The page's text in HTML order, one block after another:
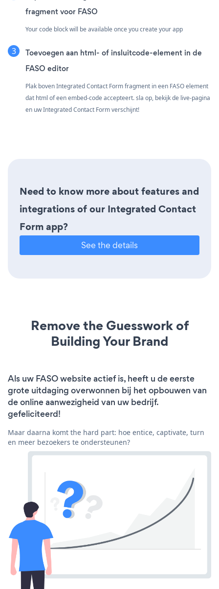
fragment voor FASO
Your code block will be available once you create your app
Toevoegen aan html- of insluitcode-element in de
FASO editor
Plak boven Integrated Contact Form fragment in een FASO element
dat html of een embed-code accepteert. sla op, bekijk de live-pagina
en uw Integrated Contact Form verschijnt!
Need to know more about features and
integrations of our Integrated Contact
Form app?
See the details
Remove the Guesswork of
Building Your Brand
Als uw FASO website actief is, heeft u de eerste
grote uitdaging overwonnen bij het opbouwen van
de online aanwezigheid van uw bedrijf.
gefeliciteerd!
Maar daarna komt the hard part: hoe entice, captivate, turn
en meer bezoekers te ondersteunen?